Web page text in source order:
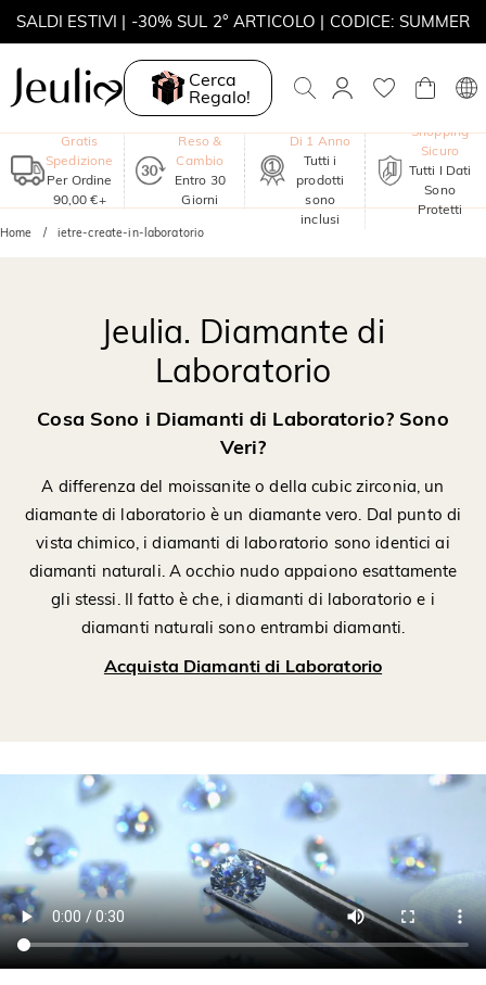
SALDI ESTIVI | -30% SUL 2° ARTICOLO | CODICE: SUMMER
MOVE MY WAY | ACQUISTA 3, COLLANA IN REGALO
Cerca
Regalo!
Gratis
Spedizione
Per Ordine
90,00 €+
Reso &
Cambio
Entro 30
Giorni
Di 1 Anno
Tutti i
prodotti
sono
inclusi
Shopping
Sicuro
Tutti I Dati
Sono
Protetti
Home ietre-create-in-laboratorio
Jeulia. Diamante di
Laboratorio
Cosa Sono i Diamanti di Laboratorio? Sono
Veri?
A differenza del moissanite o della cubic zirconia, un
diamante di laboratorio è un diamante vero. Dal punto di
vista chimico, i diamanti di laboratorio sono identici ai
diamanti naturali. A occhio nudo appaiono esattamente
gli stessi. Il fatto è che, i diamanti di laboratorio e i
diamanti naturali sono entrambi diamanti.
Acquista Diamanti di Laboratorio